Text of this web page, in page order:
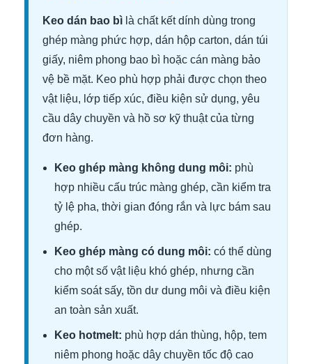
Keo dán bao bì là chất kết dính dùng trong
ghép màng phức hợp, dán hộp carton, dán túi
giấy, niêm phong bao bì hoặc cán màng bảo
vệ bề mặt. Keo phù hợp phải được chọn theo
vật liệu, lớp tiếp xúc, điều kiện sử dụng, yêu
cầu dây chuyền và hồ sơ kỹ thuật của từng
đơn hàng.
Keo ghép màng không dung môi: phù
hợp nhiều cấu trúc màng ghép, cần kiểm tra
tỷ lệ pha, thời gian đóng rắn và lực bám sau
ghép.
Keo ghép màng có dung môi: có thể dùng
cho một số vật liệu khó ghép, nhưng cần
kiểm soát sấy, tồn dư dung môi và điều kiện
an toàn sản xuất.
Keo hotmelt: phù hợp dán thùng, hộp, tem
niêm phong hoặc dây chuyền tốc độ cao